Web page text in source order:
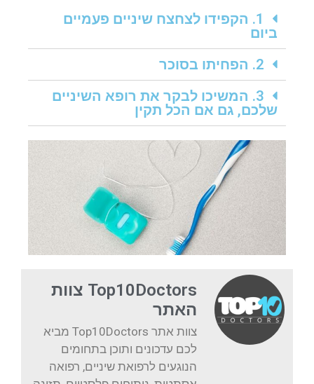
1. הקפידו לצחצח שיניים פעמיים
ביום
2. הפחיתו בסוכר
3. המשיכו לבקר את רופא השיניים
שלכם, גם אם הכל תקין
Top10Doctors צוות
האתר
צוות אתר Top10Doctors מביא
לכם עדכונים ותוכן בתחומים
הנוגעים לרפואת שיניים, רפואה